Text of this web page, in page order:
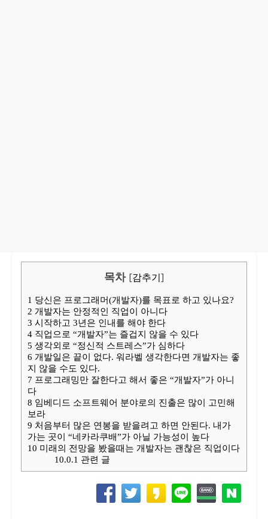
목차 [감추기]
1 당신은 프로그래머(개발자)를 목표로 하고 있나요?
2 개발자는 안정적인 직업이 아니다
3 시작하고 3년은 인내를 해야 한다
4직업으로 “개발자”는 즐겁지 않을 수 있다
5 생각외로 “정신적 스트레스”가 심하다
6 개발일은 끝이 없다. 워라벨 생각한다면 개발자는 좋
지 않을 수도 있다.
7 프로그래밍만 잘한다고 해서 좋은 “개발자”가 아니
다
8 임베디드 소프트웨어 분야로의 진출은 많이 고민해
보라
9 처음부터 많은 연봉을 받을려고 하면 안된다. 내가
가는 곳이 “네카라쿠배”가 아닐 가능성이 높다
10 미래의 전망을 봤을때는 개발자는 괜찮은 직업이다
10.0.1 관련 글